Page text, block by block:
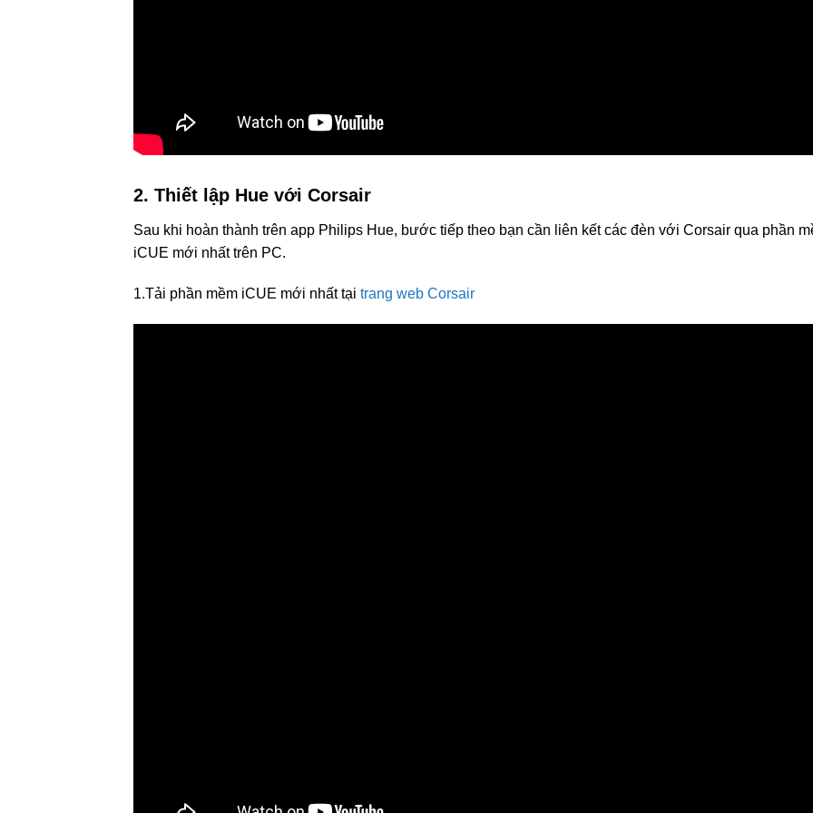
2. Thiết lập Hue với Corsair
Sau khi hoàn thành trên app Philips Hue, bước tiếp theo bạn cần liên kết các đèn với Corsair qua phần
iCUE mới nhất trên PC.
1.Tải phần mềm iCUE mới nhất tại trang web Corsair